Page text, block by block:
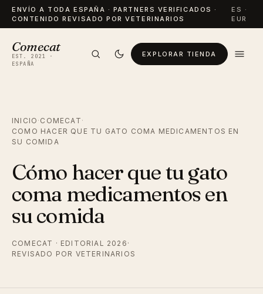
ENVÍO A TODA ESPAÑA · PARTNERS VERIFICADOS ·
CONTENIDO REVISADO POR VETERINARIOS
ES ·
EUR
Comecat
EST. 2021 ·
ESPAÑA
EXPLORAR TIENDA
INICIO · COMECAT ·
COMO HACER QUE TU GATO COMA MEDICAMENTOS EN
SU COMIDA
Cómo hacer que tu gato
coma medicamentos en
su comida
COMECAT · EDITORIAL 2026 ·
REVISADO POR VETERINARIOS